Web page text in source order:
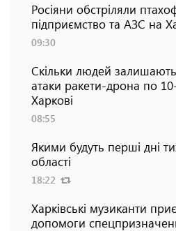
Росіяни обстріляли
підприємство та АЗС на
09:30
Скільки людей
атаки ракети-дрона по
Харкові
08:55
Якими будуть перші дні
області
18:22
Харківські музиканти
допомоги